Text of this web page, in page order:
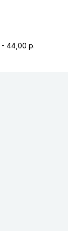
- 44,00 р.